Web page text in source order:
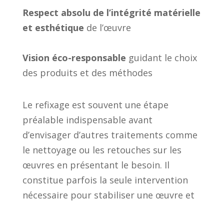
Respect absolu de l’intégrité matérielle
et esthétique de l’œuvre
Vision éco-responsable guidant le choix
des produits et des méthodes
Le refixage est souvent une étape
préalable indispensable avant
d’envisager d’autres traitements comme
le nettoyage ou les retouches sur les
œuvres en présentant le besoin. Il
constitue parfois la seule intervention
nécessaire pour stabiliser une œuvre et